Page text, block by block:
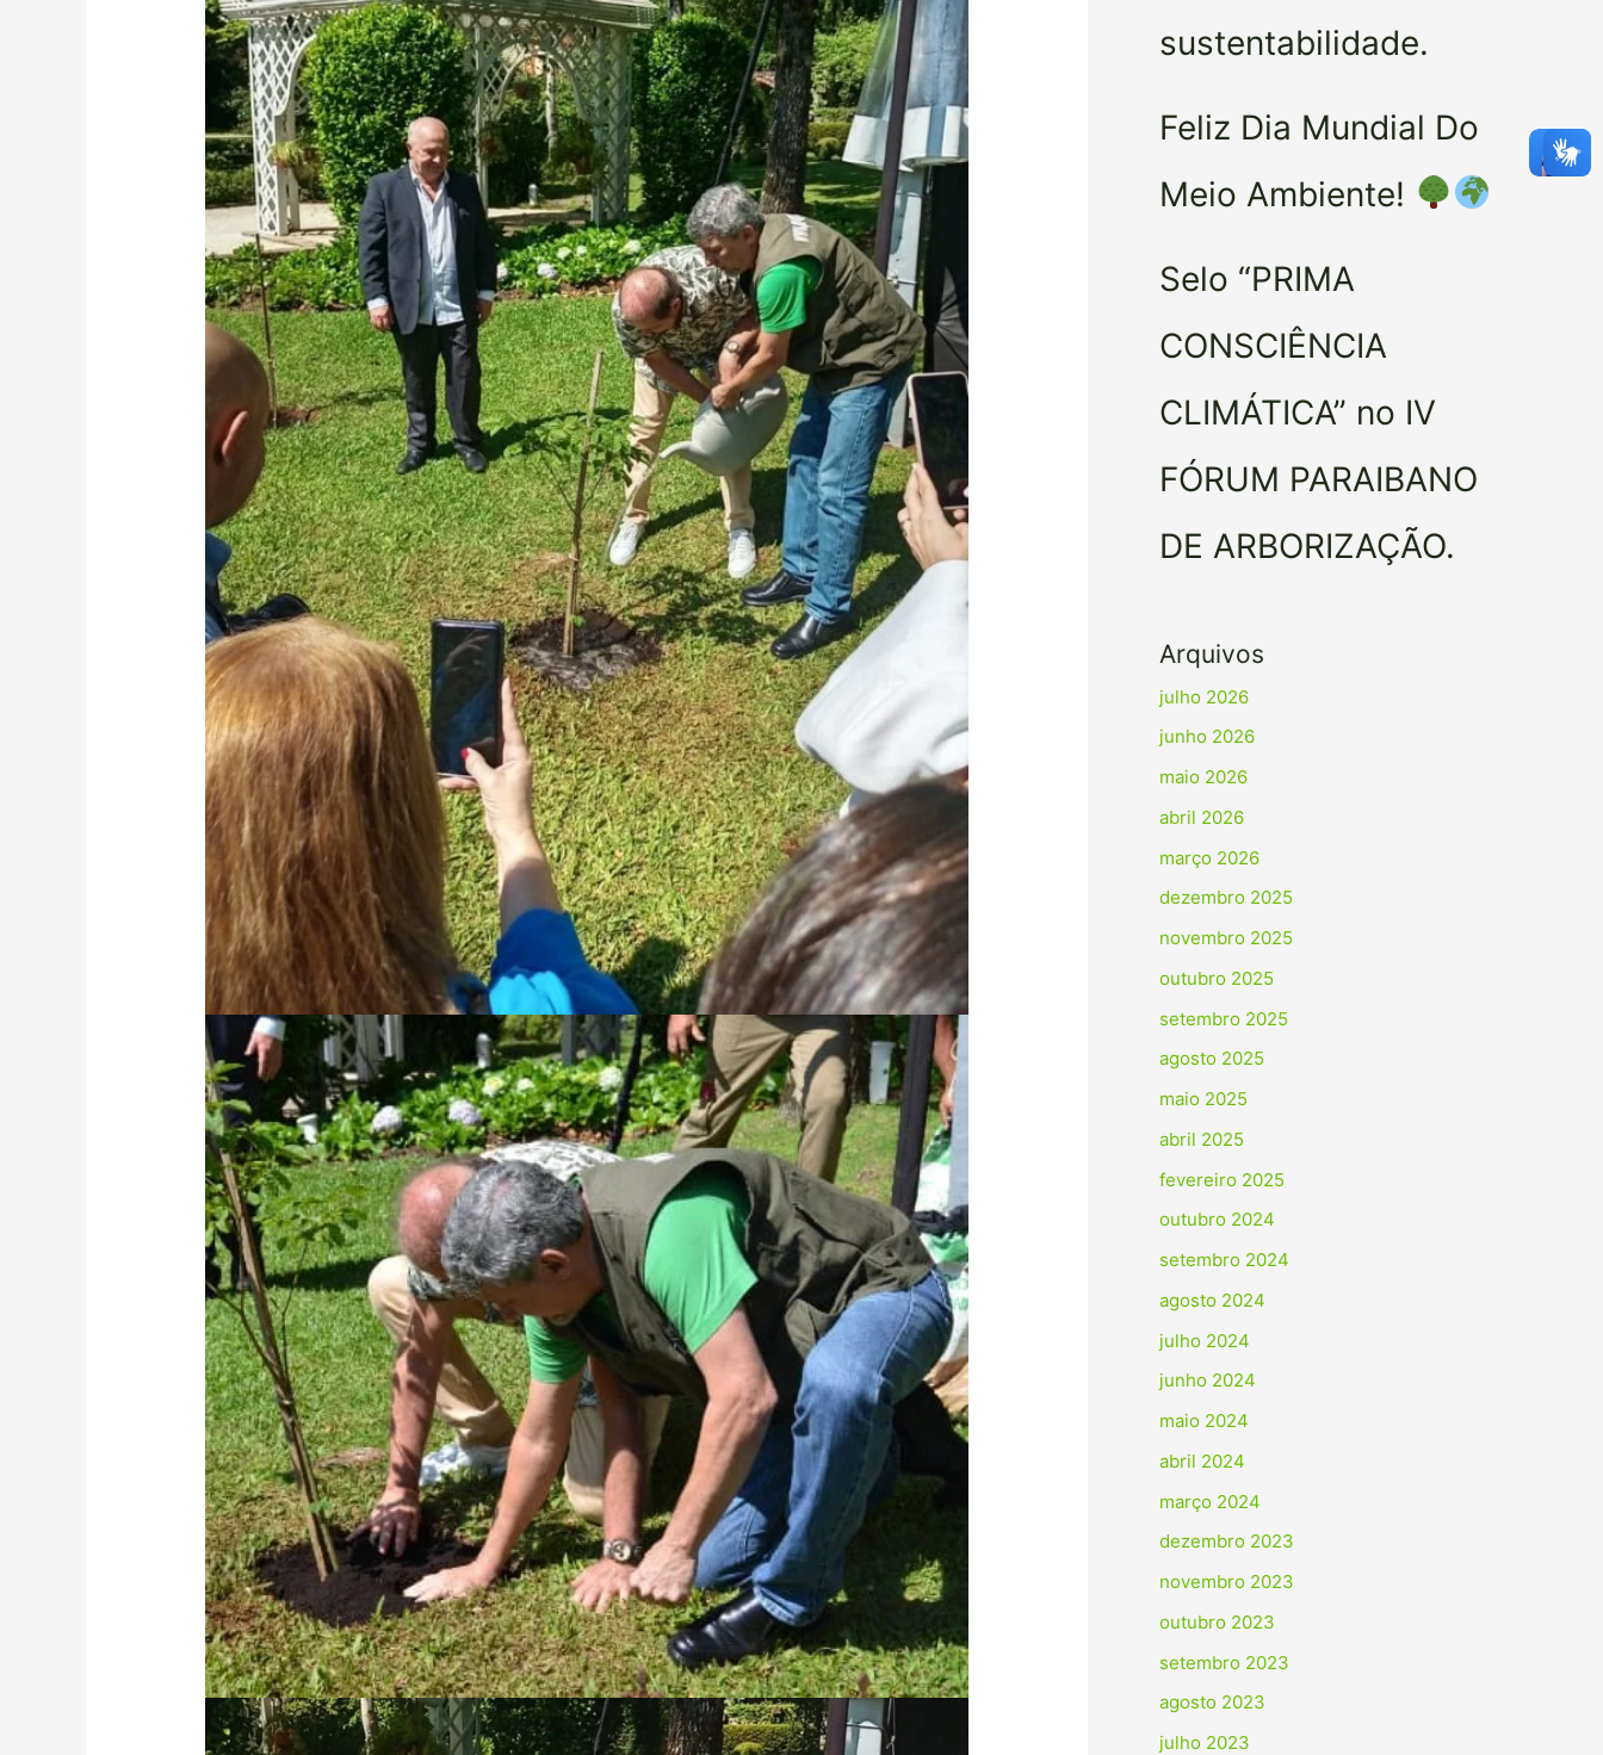
sustentabilidade.
Feliz Dia Mundial Do
Meio Ambiente!
Selo “PRIMA
CONSCIÊNCIA
CLIMÁTICA” no IV
FÓRUM PARAIBANO
DE ARBORIZAÇÃO.
Arquivos
julho 2026
junho 2026
maio 2026
abril 2026
março 2026
dezembro 2025
novembro 2025
outubro 2025
setembro 2025
agosto 2025
maio 2025
abril 2025
fevereiro 2025
outubro 2024
setembro 2024
agosto 2024
julho 2024
junho 2024
maio 2024
abril 2024
março 2024
dezembro 2023
novembro 2023
outubro 2023
setembro 2023
agosto 2023
julho 2023